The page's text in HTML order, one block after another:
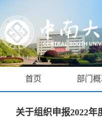
首页 部门
关于组织申报2022